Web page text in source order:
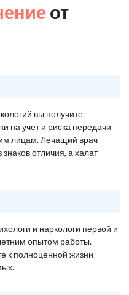
от
вы получите
на учет и риска передачи
лицам. Лечащий врач
отличия, а халат
и наркологи первой и
опытом работы.
к полноценной жизни